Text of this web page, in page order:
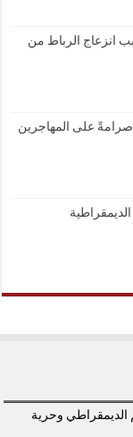
انزعاج الرباط من
على المهاجرين
الديمقراطي وحرية